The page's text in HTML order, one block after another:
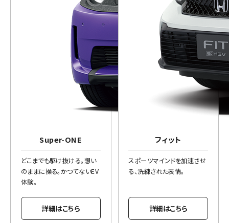
Super-ONE
どこまでも駆け抜ける。想い
のままに操る。かつてないEV
体験。
詳細はこちら
フィット
スポーツマインドを加速させ
る、洗練された表情。
詳細はこちら